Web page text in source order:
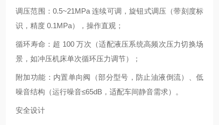
调压范围：0.5~21MPa 连续可调，旋钮式调压（带刻度标
识，精度 0.1MPa），操作直观；
循环寿命：超 100 万次（适配液压系统高频次压力切换场
景，如冲压机床单次循环压力调节）；
附加功能：内置单向阀（部分型号，防止油液倒流）、低
噪音结构（运行噪音≤65dB，适配车间静音需求）。
安全设计